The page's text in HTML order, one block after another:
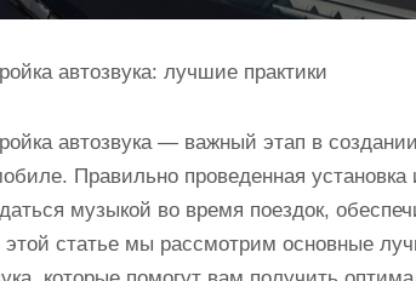
автозвука: лучшие практики
автозвука — важный этап в
Правильно проведенная
музыкой во время поездок,
этой статье мы рассмотрим основные